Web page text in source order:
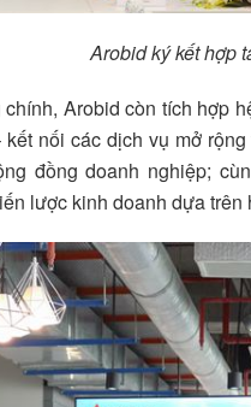
Arobid ký kết hợp
Arobid còn tích hợp
kết nối các dịch vụ mở
đồng doanh nghiệp;
lược kinh doanh dựa